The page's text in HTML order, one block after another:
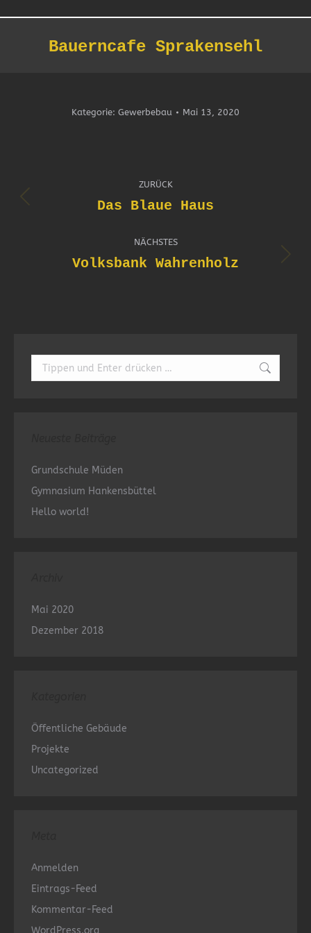
Bauerncafe Sprakensehl
Kategorie: Gewerbebau Mai 13, 2020
Navigation
ZURÜCK
Vorheriges
Das Blaue Haus
NÄCHSTES
Nächstes
Volksbank Wahrenholz
Search:
Grundschule Müden
Gymnasium Hankensbüttel
Hello world!
Mai 2020
Dezember 2018
Öffentliche Gebäude
Projekte
Uncategorized
Anmelden
Eintrags-Feed
Kommentar-Feed
WordPress.org